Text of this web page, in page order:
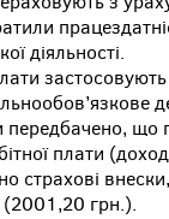
діяльності.
що
плати
страхові
(2001,20 грн.).